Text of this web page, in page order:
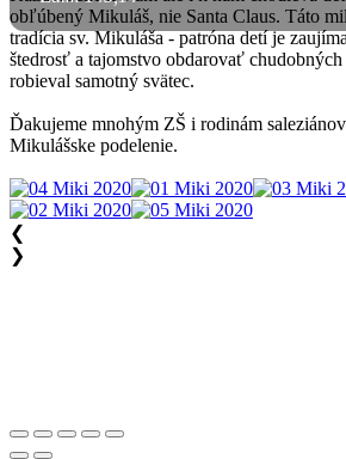
obľúbený Mikuláš, nie Santa Claus. Táto
tradícia sv. Mikuláša - patróna detí je
štedrosť a tajomstvo obdarovať
robieval samotný svätec.
Ďakujeme mnohým ZŠ i rodinám
Mikulášske podelenie.
❮
❯